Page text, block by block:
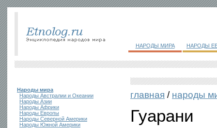
НАРОДЫ МИРА НАРОДЫ
Народы мира
Народы Австралии и Океании
Народы Азии
Народы Африки
Народы Европы
Народы Северной Америки
Народы Южной Америки
главная / народы
Гуарани